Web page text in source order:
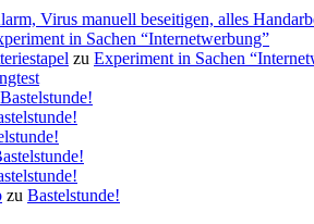
Virus manuell beseitigen, alles
in Sachen “Internetwerbung”
zu Experiment in Sachen
Bastelstunde!
zu Bastelstunde!